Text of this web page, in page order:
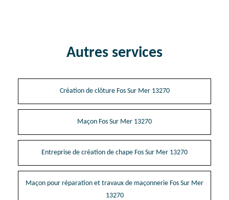
Autres services
Création de clôture Fos Sur Mer 13270
Maçon Fos Sur Mer 13270
Entreprise de création de chape Fos Sur Mer 13270
Maçon pour réparation et travaux de maçonnerie Fos Sur Mer
13270